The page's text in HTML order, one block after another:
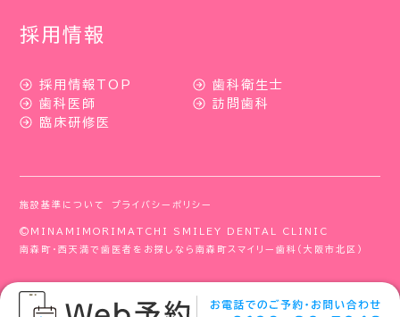
採用情報
採用情報TOP
歯科衛生士
歯科医師
訪問歯科
臨床研修医
施設基準について プライバシーポリシー
©MINAMIMORIMATCHI SMILEY DENTAL CLINIC
南森町・西天満で歯医者をお探しなら南森町スマイリー歯科（大阪市北区）